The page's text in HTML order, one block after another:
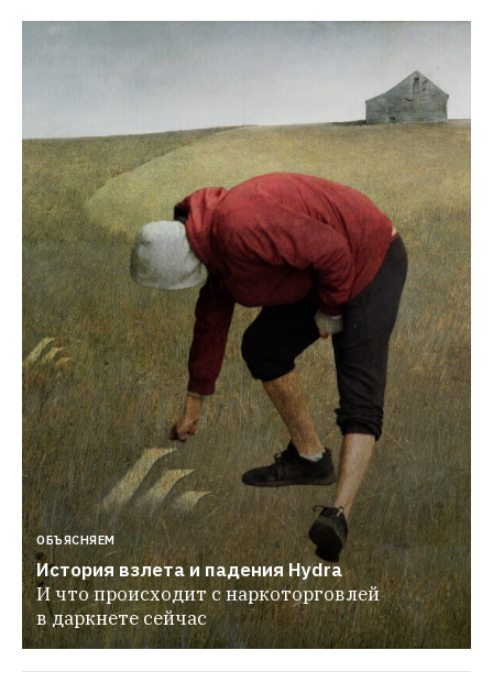
ОБЪЯСНЯЕМ
История взлета и падения Hydra
И что происходит с наркоторговлей
в даркнете сейчас